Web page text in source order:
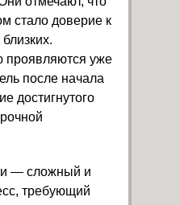
стало доверие к
проявляются уже
после начала
достигнутого
— сложный и
требующий